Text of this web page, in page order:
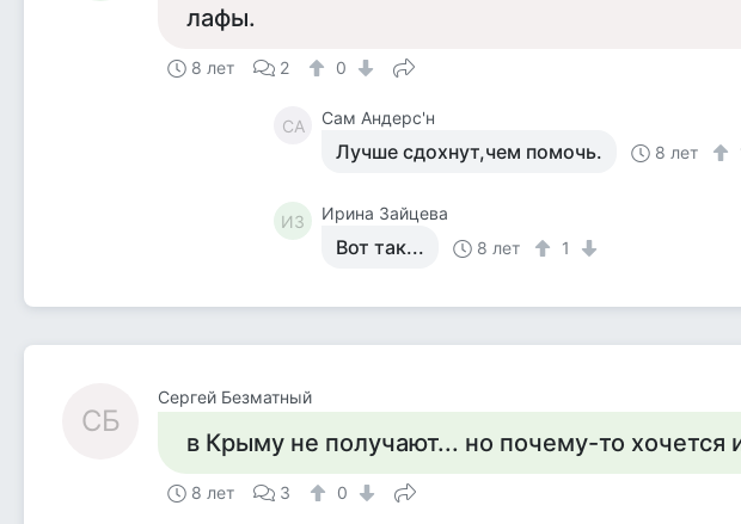
лафы.
8 лет 2 0
СА Сам Андерс'н
Лучше сдохнут,чем помочь. 8 лет
ИЗ Ирина Зайцева
Вот так... 8 лет 1
СБ
Сергей Безматный
в Крыму не получают... но почему-то хочется
8 лет 3 0